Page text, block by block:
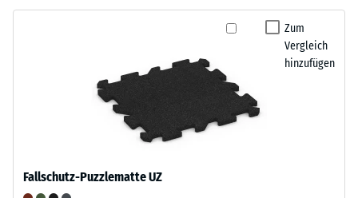
Zum
Vergleich
hinzufügen
Fallschutz-Puzzlematte UZ